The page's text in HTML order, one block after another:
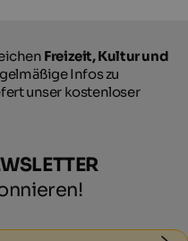
Freizeit, Kultur und
Infos zu
unser kostenloser